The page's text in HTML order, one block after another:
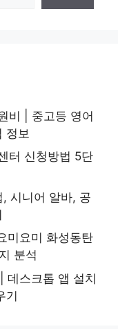
비 | 중고등 영어
정보
터 신청방법 5단
시니어 알바, 공
미요미 화성동탄
분석
데스크톱 앱 설치
기